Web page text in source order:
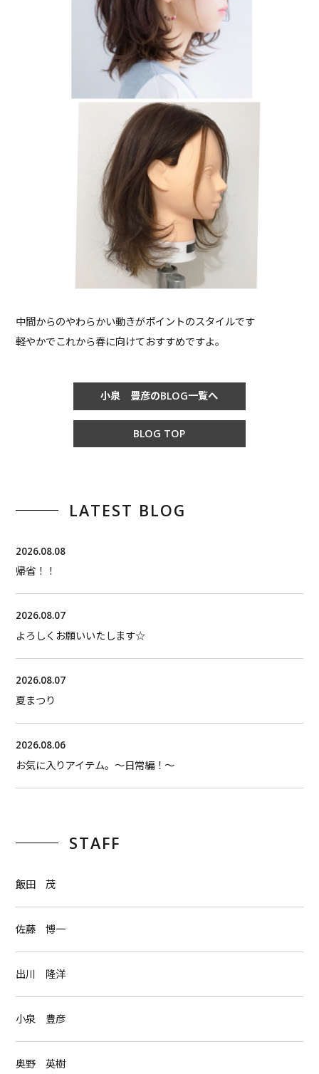
中間からのやわらかい動きがポイントのスタイルです
軽やかでこれから春に向けておすすめですよ。
小泉 豊彦のBLOG一覧へ
BLOG TOP
LATEST BLOG
2026.08.08
帰省！！
2026.08.07
よろしくお願いいたします☆
2026.08.07
夏まつり
2026.08.06
お気に入りアイテム。〜日常編！〜
STAFF
飯田 茂
佐藤 博一
出川 隆洋
小泉 豊彦
奥野 英樹